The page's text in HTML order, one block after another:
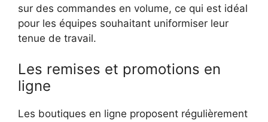
sur des commandes en volume, ce qui est idéal
pour les équipes souhaitant uniformiser leur
tenue de travail.
Les remises et promotions en
ligne
Les boutiques en ligne proposent régulièrement